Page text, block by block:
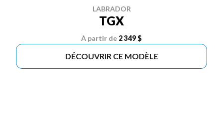
LABRADOR
TGX
À partir de 2 349 $
DÉCOUVRIR CE MODÈLE